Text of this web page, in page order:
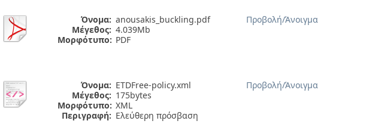
Όνομα: anousakis_buckling.pdf
Μέγεθος: 4.039Mb
Μορφότυπο: PDF
Προβολή/Άνοιγμα
Όνομα: ETDFree-policy.xml
Μέγεθος: 175bytes
Μορφότυπο: XML
Περιγραφή: Ελεύθερη πρόσβαση
Προβολή/Άνοιγμα